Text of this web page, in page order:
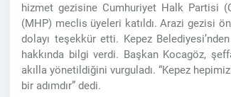
hizmet gezisine Cumhuriyet Halk Partisi
(MHP) meclis üyeleri katıldı. Arazi gezisi
dolayı teşekkür etti. Kepez
hakkında bilgi verdi. Başkan Kocagöz,
akılla yönetildiğini vurguladı. “Kepez
bir adımdır” dedi.